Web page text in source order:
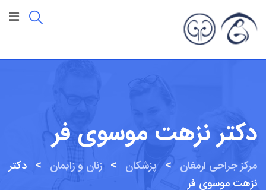
محتوا
دکتر نزهت موسوی فر
مرکز جراحی ارمغان > پزشکان > زنان و زایمان > دکتر
نزهت موسوی فر